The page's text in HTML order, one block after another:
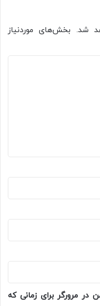
شد. بخش‌های موردنیاز
در مرورگر برای زمانی که